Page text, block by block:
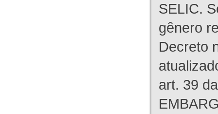
SELIC.
gênero
Decreto
art. 39